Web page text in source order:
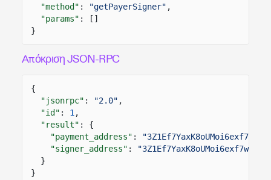
"method" : "getPayerSigner" ,
"params" : []
}
Απόκριση JSON-RPC
{
"jsonrpc" : "2.0" ,
"id" : 1 ,
"result" : {
"payment_address" :
"signer_address" :
}
}